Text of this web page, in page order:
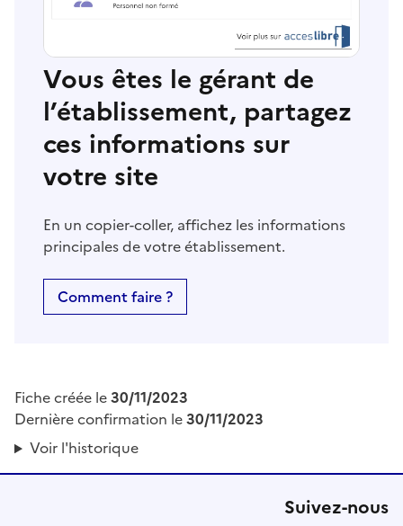
Vous êtes le gérant de
l’établissement, partagez
ces informations sur
votre site
En un copier-coller, affichez les informations
principales de votre établissement.
Comment faire ?
Fiche créée le30/11/2023
Dernière confirmation le30/11/2023
Voir l'historique
Suivez-nous